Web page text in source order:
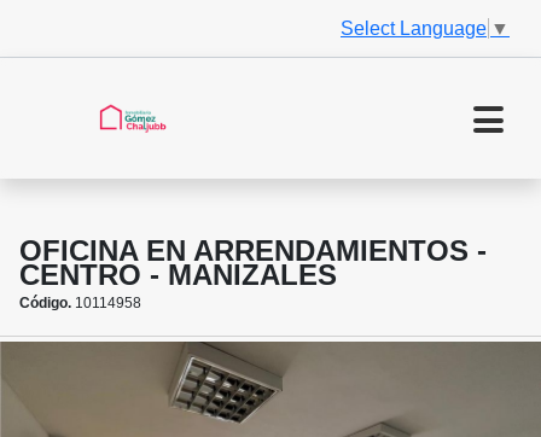
Select Language ▼
OFICINA EN ARRENDAMIENTOS -
CENTRO - MANIZALES
Código. 10114958